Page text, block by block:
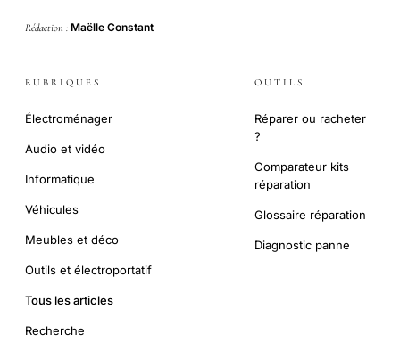
Rédaction : Maëlle Constant
RUBRIQUES
Électroménager
Audio et vidéo
Informatique
Véhicules
Meubles et déco
Outils et électroportatif
Tous les articles
Recherche
OUTILS
Réparer ou racheter
?
Comparateur kits
réparation
Glossaire réparation
Diagnostic panne